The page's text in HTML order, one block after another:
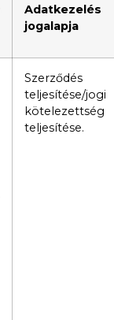
Adatkezelés
jogalapja
Szerződés
teljesítése/jogi
kötelezettség
teljesítése.